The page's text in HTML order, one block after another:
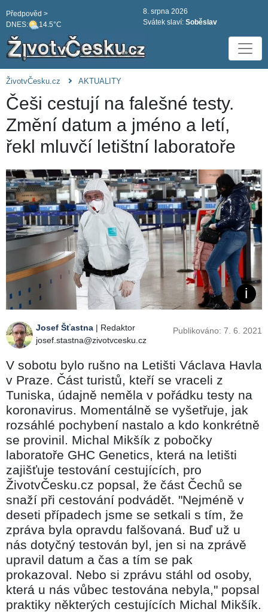
DNES: 14.5°C
Předpověd >
8. srpna 2026
Svátek slaví: Soběslav
ŽivotvČesku.cz AKTUALITY
Češi cestují na falešné testy.
Změní datum a jméno a letí,
řekl mluvčí letištní laboratoře
Josef Šťastna | Redaktor
josef.stastna@zivotvcesku.cz
Publikováno: 7. 6. 2021
V sobotu bylo rušno na Letišti Václava Havla
v Praze. Část turistů, kteří se vraceli z
Tuniska, údajně neměla v pořádku testy na
koronavirus. Momentálně se vyšetřuje, jak
rozsáhlé pochybení nastalo a kdo konkrétně
se provinil. Michal Mikšík z pobočky
laboratoře GHC Genetics, která na letišti
zajišťuje testování cestujících, pro
ŽivotvČesku.cz popsal, že část Čechů se
snaží při cestování podvádět. "Nejméně v
deseti případech jsme se setkali s tím, že
zpráva byla opravdu falšovaná. Buď už u
nás dotyčný testován byl, jen si na zprávě
upravil datum a čas a tím se pak
prokazoval. Nebo si zprávu stáhl od osoby,
která u nás vůbec testována nebyla," popsal
praktiky některých cestujících Michal Mikšík.